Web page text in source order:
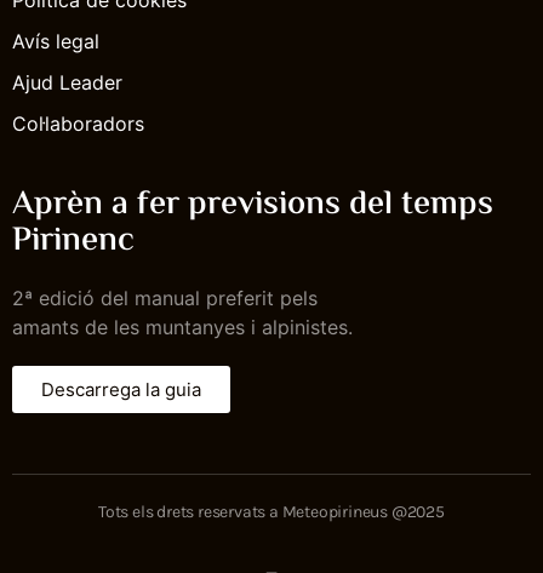
Avís legal
Ajud Leader
Col·laboradors
Aprèn a fer previsions del temps
Pirinenc
2ª edició del manual preferit pels
amants de les muntanyes i alpinistes.
Descarrega la guia
Tots els drets reservats a Meteopirineus @2025
_